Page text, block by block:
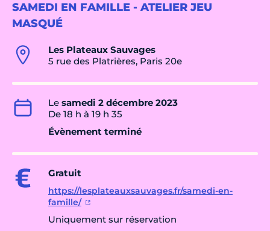
SAMEDI EN FAMILLE - ATELIER JEU
MASQUÉ
Les Plateaux Sauvages
5 rue des Platrières, Paris 20e
Le samedi 2 décembre 2023
De 18 h à 19 h 35
Évènement terminé
Gratuit
https://lesplateauxsauvages.fr/samedi-en-
famille/
Uniquement sur réservation